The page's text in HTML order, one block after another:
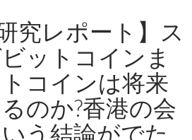
研究レポート】ス
ットコインま
コインは将来
のか?香港の会
う結論がでた